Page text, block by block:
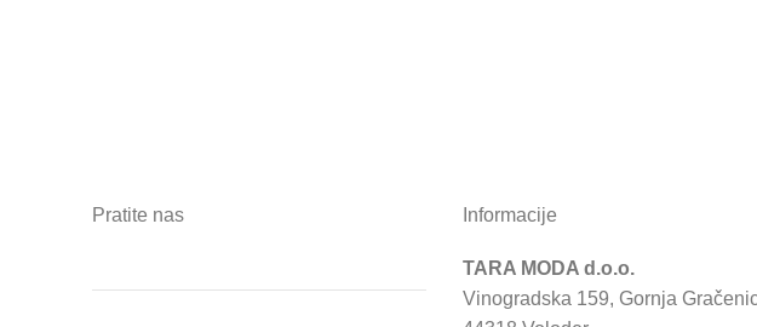
Pratite nas Informacije
TARA MODA d.o.o.
Vinogradska 159, Gornja